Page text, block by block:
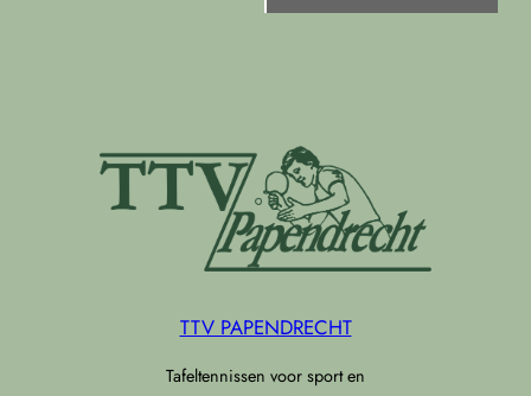
TTV PAPENDRECHT
Tafeltennissen voor sport en